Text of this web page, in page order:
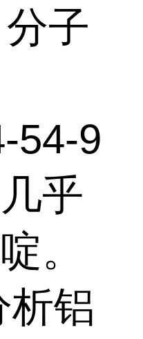
子
54-9
乎
。
铝